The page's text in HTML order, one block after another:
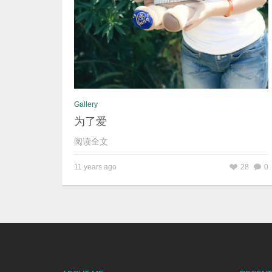
Gallery
为了爱
阅读全文
11 years ago 0
28